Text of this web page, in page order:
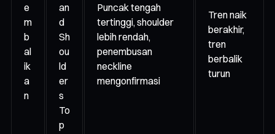
e
m
b
al
ik
a
n
an
d
Sh
ou
ld
er
s
To
p
Puncak tengah
tertinggi, shoulder
lebih rendah,
penembusan
neckline
mengonfirmasi
Tren naik
berakhir,
tren
berbalik
turun